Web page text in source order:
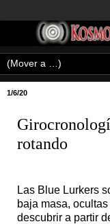
1/6/20
rotando
Las Blue Lurkers
baja masa,
descubrir a partir